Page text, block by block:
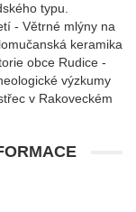
typu.
- Větrné mlýny na
keramika
obce Rudice -
výzkumy
v Rakoveckém